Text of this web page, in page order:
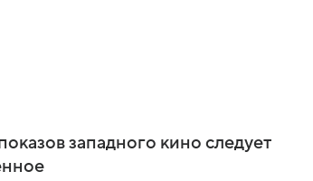
западного кино следует